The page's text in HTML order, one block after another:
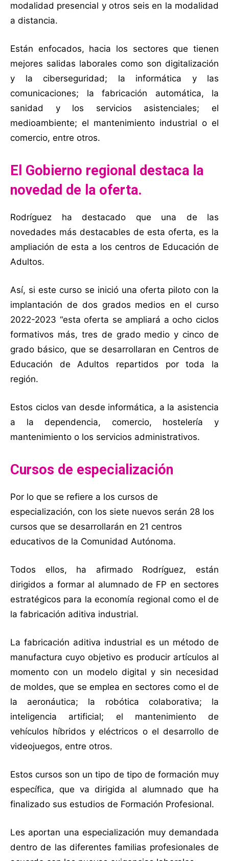
modalidad presencial y otros seis en la modalidad
a distancia.
Están enfocados, hacia los sectores que tienen
mejores salidas laborales como son digitalización
y la ciberseguridad; la informática y las
comunicaciones; la fabricación automática, la
sanidad y los servicios asistenciales; el
medioambiente; el mantenimiento industrial o el
comercio, entre otros.
El Gobierno regional destaca la
novedad de la oferta.
Rodríguez ha destacado que una de las
novedades más destacables de esta oferta, es la
ampliación de esta a los centros de Educación de
Adultos.
Así, si este curso se inició una oferta piloto con la
implantación de dos grados medios en el curso
2022-2023 “esta oferta se ampliará a ocho ciclos
formativos más, tres de grado medio y cinco de
grado básico, que se desarrollaran en Centros de
Educación de Adultos repartidos por toda la
región.
Estos ciclos van desde informática, a la asistencia
a la dependencia, comercio, hostelería y
mantenimiento o los servicios administrativos.
Cursos de especialización
Por lo que se refiere a los cursos de
especialización, con los siete nuevos serán 28 los
cursos que se desarrollarán en 21 centros
educativos de la Comunidad Autónoma.
Todos ellos, ha afirmado Rodríguez, están
dirigidos a formar al alumnado de FP en sectores
estratégicos para la economía regional como el de
la fabricación aditiva industrial.
La fabricación aditiva industrial es un método de
manufactura cuyo objetivo es producir artículos al
momento con un modelo digital y sin necesidad
de moldes, que se emplea en sectores como el de
la aeronáutica; la robótica colaborativa; la
inteligencia artificial; el mantenimiento de
vehículos híbridos y eléctricos o el desarrollo de
videojuegos, entre otros.
Estos cursos son un tipo de tipo de formación muy
específica, que va dirigida al alumnado que ha
finalizado sus estudios de Formación Profesional.
Les aportan una especialización muy demandada
dentro de las diferentes familias profesionales de